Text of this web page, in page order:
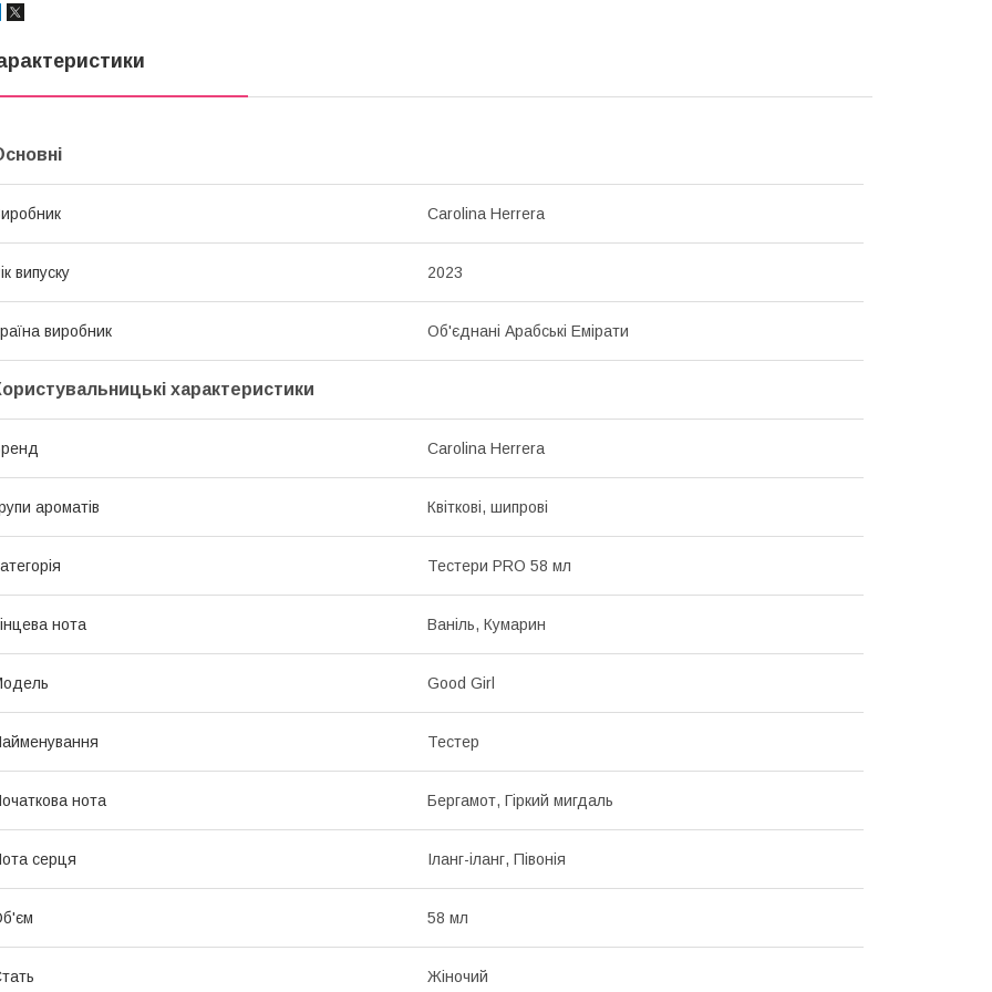
Carolina Herrera
випуску 2023
виробник Об'єднані Арабські Емірати
характеристики
Carolina Herrera
ароматів Квіткові, шипрові
Тестери PRO 58 мл
нота Ваніль, Кумарин
Good Girl
Тестер
нота Бергамот, Гіркий мигдаль
серця Іланг-іланг, Півонія
58 мл
Жіночий